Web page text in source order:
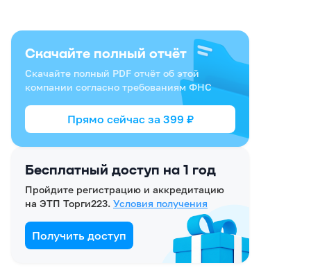
Бесплатный доступ на 1 год
Пройдите регистрацию и аккредитацию
на ЭТП Торги223. Условия получения
Получить доступ
Скачайте полный отчёт
Скачайте полный PDF отчёт об этой
компании согласно требованиям ФНС
Прямо сейчас за 399 ₽